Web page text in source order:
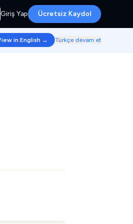
Giriş Yap Ücretsiz Kaydol
in English → Türkçe devam et